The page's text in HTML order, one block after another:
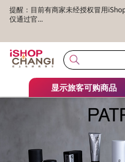
提醒：目前有商家未经授权冒用
仅通过官...
显示旅客可购商品